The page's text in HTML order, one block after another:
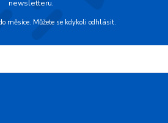
newsletteru.
měsíce. Můžete se kdykoli odhlásit.